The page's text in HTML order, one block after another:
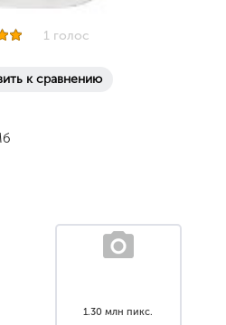
1 голос
к сравнению
1.30 млн пикс.